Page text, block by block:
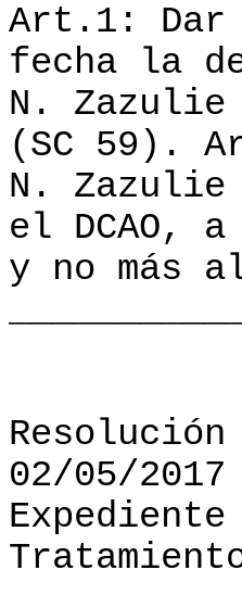
Art.1: Dar
fecha la
N. Zazulie
(SC 59).
N.
el DCAO,
y no más
Resolución
02/05/2017